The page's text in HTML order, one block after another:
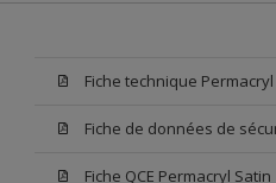
Fiche technique
Fiche de données de
Fiche QCE Permacryl Satin